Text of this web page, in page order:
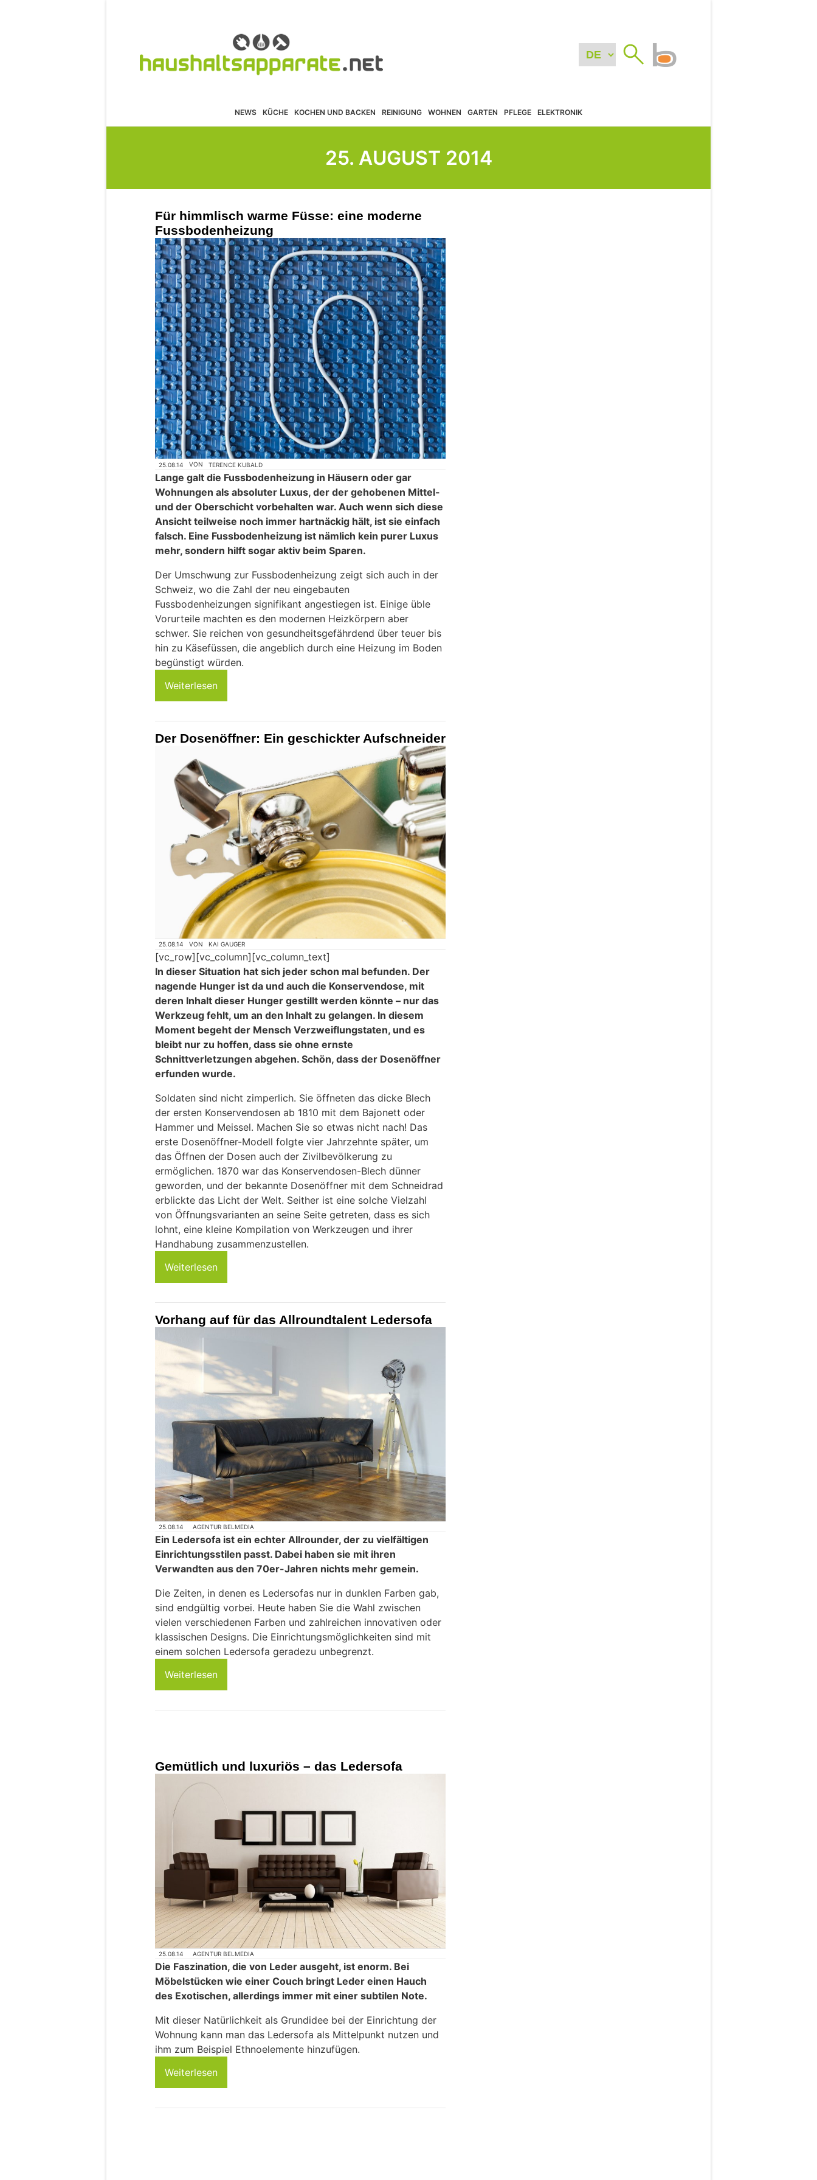
NEWS KÜCHE KOCHEN UND BACKEN REINIGUNG WOHNEN GARTEN PFLEGE ELEKTRONIK
25. AUGUST 2014
Für himmlisch warme Füsse: eine moderne
Fussbodenheizung
25.08.14 VON TERENCE KUBALD
Lange galt die Fussbodenheizung in Häusern oder gar
Wohnungen als absoluter Luxus, der der gehobenen Mittel-
und der Oberschicht vorbehalten war. Auch wenn sich diese
Ansicht teilweise noch immer hartnäckig hält, ist sie einfach
falsch. Eine Fussbodenheizung ist nämlich kein purer Luxus
mehr, sondern hilft sogar aktiv beim Sparen.
Der Umschwung zur Fussbodenheizung zeigt sich auch in der
Schweiz, wo die Zahl der neu eingebauten
Fussbodenheizungen signifikant angestiegen ist. Einige üble
Vorurteile machten es den modernen Heizkörpern aber
schwer. Sie reichen von gesundheitsgefährdend über teuer bis
hin zu Käsefüssen, die angeblich durch eine Heizung im Boden
begünstigt würden.
Weiterlesen
Der Dosenöffner: Ein geschickter Aufschneider
25.08.14 VON KAI GAUGER
[vc_row][vc_column][vc_column_text]
In dieser Situation hat sich jeder schon mal befunden. Der
nagende Hunger ist da und auch die Konservendose, mit
deren Inhalt dieser Hunger gestillt werden könnte – nur das
Werkzeug fehlt, um an den Inhalt zu gelangen. In diesem
Moment begeht der Mensch Verzweiflungstaten, und es
bleibt nur zu hoffen, dass sie ohne ernste
Schnittverletzungen abgehen. Schön, dass der Dosenöffner
erfunden wurde.
Soldaten sind nicht zimperlich. Sie öffneten das dicke Blech
der ersten Konservendosen ab 1810 mit dem Bajonett oder
Hammer und Meissel. Machen Sie so etwas nicht nach! Das
erste Dosenöffner-Modell folgte vier Jahrzehnte später, um
das Öffnen der Dosen auch der Zivilbevölkerung zu
ermöglichen. 1870 war das Konservendosen-Blech dünner
geworden, und der bekannte Dosenöffner mit dem Schneidrad
erblickte das Licht der Welt. Seither ist eine solche Vielzahl
von Öffnungsvarianten an seine Seite getreten, dass es sich
lohnt, eine kleine Kompilation von Werkzeugen und ihrer
Handhabung zusammenzustellen.
Weiterlesen
Vorhang auf für das Allroundtalent Ledersofa
25.08.14 AGENTUR BELMEDIA
Ein Ledersofa ist ein echter Allrounder, der zu vielfältigen
Einrichtungsstilen passt. Dabei haben sie mit ihren
Verwandten aus den 70er-Jahren nichts mehr gemein.
Die Zeiten, in denen es Ledersofas nur in dunklen Farben gab,
sind endgültig vorbei. Heute haben Sie die Wahl zwischen
vielen verschiedenen Farben und zahlreichen innovativen oder
klassischen Designs. Die Einrichtungsmöglichkeiten sind mit
einem solchen Ledersofa geradezu unbegrenzt.
Weiterlesen
Gemütlich und luxuriös – das Ledersofa
25.08.14 AGENTUR BELMEDIA
Die Faszination, die von Leder ausgeht, ist enorm. Bei
Möbelstücken wie einer Couch bringt Leder einen Hauch
des Exotischen, allerdings immer mit einer subtilen Note.
Mit dieser Natürlichkeit als Grundidee bei der Einrichtung der
Wohnung kann man das Ledersofa als Mittelpunkt nutzen und
ihm zum Beispiel Ethnoelemente hinzufügen.
Weiterlesen